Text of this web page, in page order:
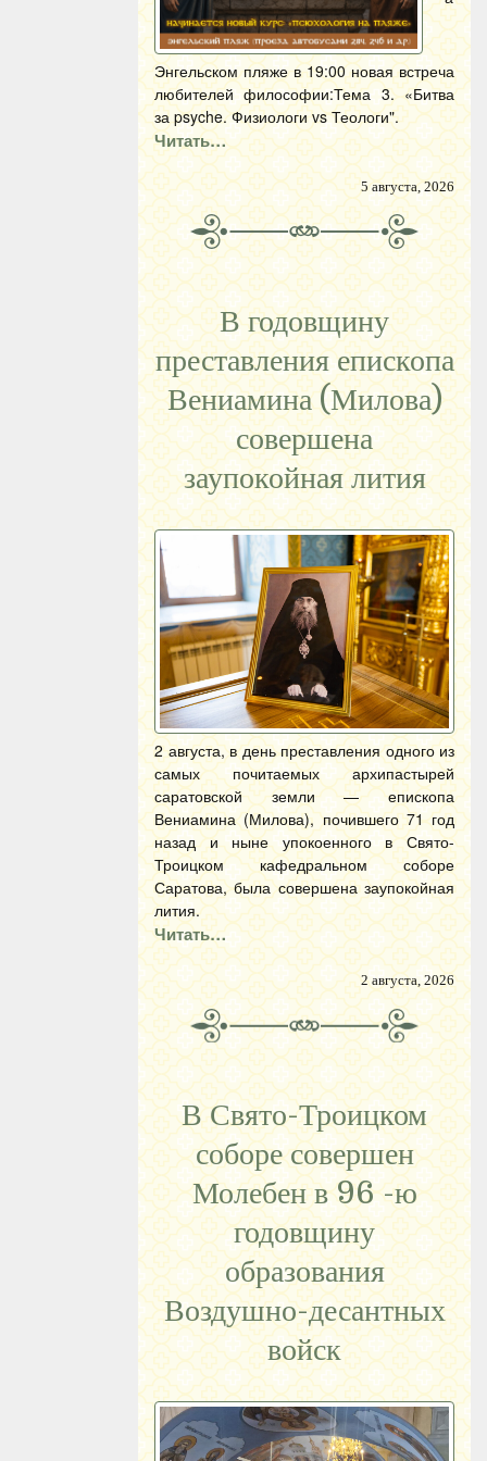
Энгельском пляже в 19:00 новая встреча
любителей философии:Тема 3. «Битва
за psyche. Физиологи vs Теологи".
Читать…
5 августа, 2026
В годовщину
преставления епископа
Вениамина (Милова)
совершена
заупокойная лития
2 августа, в день преставления одного из
самых почитаемых архипастырей
саратовской земли — епископа
Вениамина (Милова), почившего 71 год
назад и ныне упокоенного в Свято-
Троицком кафедральном соборе
Саратова, была совершена заупокойная
лития.
Читать…
2 августа, 2026
В Свято-Троицком
соборе совершен
Молебен в 96 -ю
годовщину
образования
Воздушно-десантных
войск